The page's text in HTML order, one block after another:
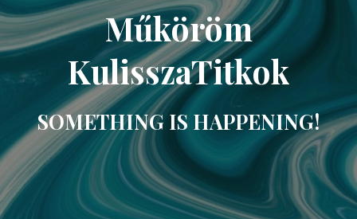
Műköröm
KulisszaTitkok
SOMETHING IS HAPPENING!